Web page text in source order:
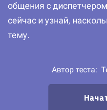
общения с
сейчас и узнай,
тему.
Автор теста: